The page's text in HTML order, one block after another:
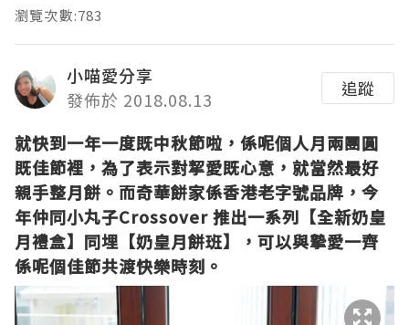
瀏覽次數:783
小喵愛分享
發佈於 2018.08.13
追蹤
就快到一年一度既中秋節啦，係呢個人月兩團圓
既佳節裡，為了表示對挈愛既心意，就當然最好
親手整月餅。而奇華餅家係香港老字號品牌，今
年仲同小丸子Crossover 推出一系列【全新奶皇
月禮盒】同埋【奶皇月餅班】，可以與摯愛一齊
係呢個佳節共渡快樂時刻。